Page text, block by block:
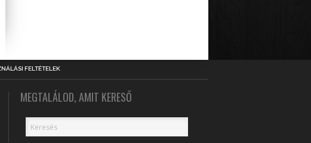
FELTÉTELEK
MEGTALÁLOD, AMIT KERESŐ